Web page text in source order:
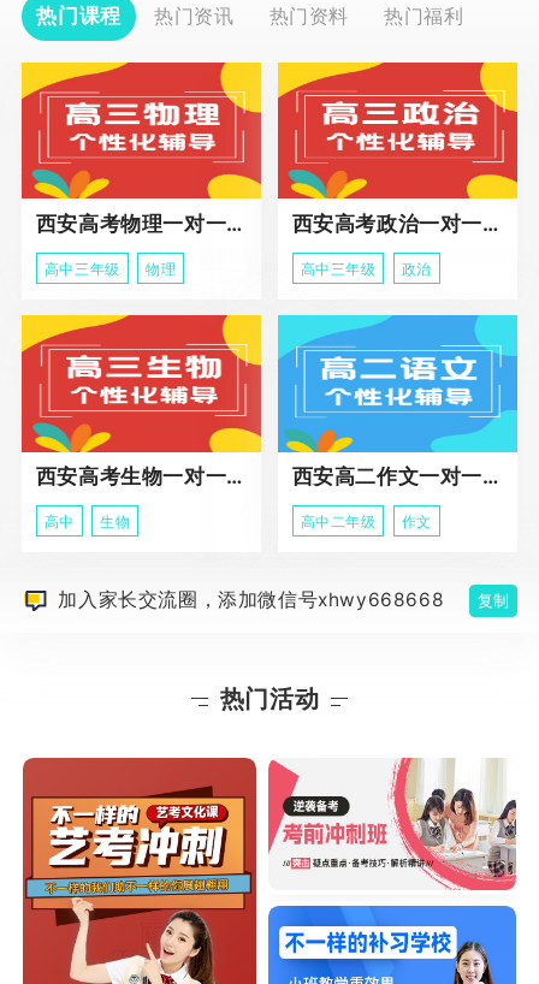
热门课程 热门资讯 热门资料 热门福利
西安高考物理一对一辅导课程
高中三年级 物理
西安高考政治一对一辅导课程
高中三年级 政治
西安高考生物一对一辅导
高中 生物
西安高二作文一对一辅导课程
高中二年级 作文
加入家长交流圈，添加微信号xhwy668668 复制
热门活动